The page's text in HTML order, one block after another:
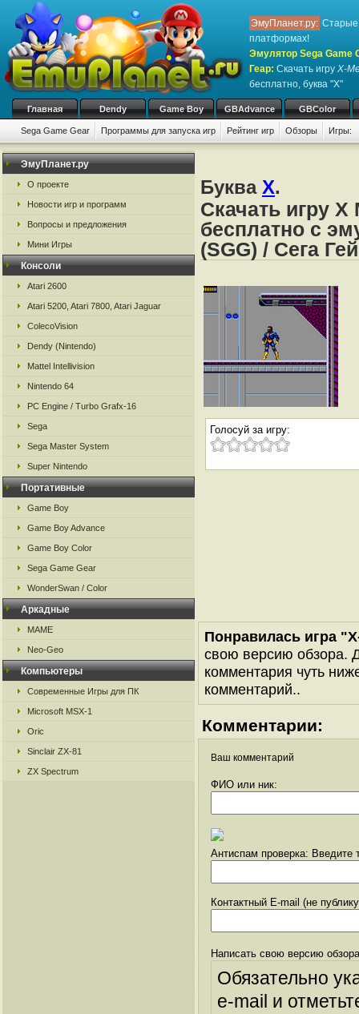
ЭмуПланет.ру: Старые
платформах!
Эмулятор Sega Game
Геар: Скачать игру X-
бесплатно, буква "X"
Главная Dendy Game Boy GBAdvance GBColor
Sega Game Gear Программы для запуска игр Рейтинг игр Обзоры Игры:
ЭмуПланет.ру
О проекте
Новости игр и программ
Вопросы и предложения
Мини Игры
Консоли
Atari 2600
Atari 5200, Atari 7800, Atari Jaguar
ColecoVision
Dendy (Nintendo)
Mattel Intellivision
Nintendo 64
PC Engine / Turbo Grafx-16
Sega
Sega Master System
Super Nintendo
Портативные
Game Boy
Game Boy Advance
Game Boy Color
Sega Game Gear
WonderSwan / Color
Аркадные
MAME
Neo-Geo
Компьютеры
Современные Игры для ПК
Microsoft MSX-1
Oric
Sinclair ZX-81
ZX Spectrum
Буква X.
Скачать игру
бесплатно с
(SGG) / Сега
Голосуй за игру:
Понравилась игра
свою версию обзора.
комментария чуть
комментарий..
Комментарии:
Ваш комментарий
ФИО или ник:
Антиспам проверка: Введите
Контактный E-mail (не
Написать свою версию
Обязательно
e-mail и